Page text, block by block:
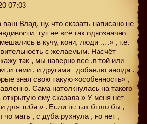
07:03
ваш Влад, ну, что сказать написано не
тут не всё так однозначно,
в кучу, кони, люди ….» , т.е.
с желаемым. Насчёт
так , мы наверно все ,в той или
,и теми , и другими , добавлю иногда .
зная свою такую «особенность» ,
Сама натолкнулась на такого
открытую ему сказала » У меня нет
для тебя » . Если не так было бы ,
чо мать , с дуба рухнула , но нет ,